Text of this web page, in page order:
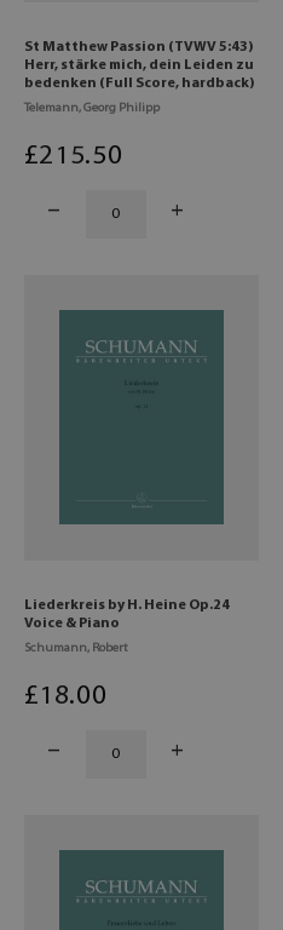
St Matthew Passion (TVWV 5:43)
Herr, stärke mich, dein Leiden zu
bedenken (Full Score, hardback)
Telemann, Georg Philipp
£215.50
Liederkreis by H. Heine Op.24
Voice & Piano
Schumann, Robert
£18.00